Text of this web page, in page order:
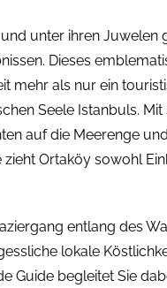
unter ihren
Dieses
mehr als nur ein
Seele Istanbuls. Mit
auf die Meerenge
Ortaköy sowohl
entlang des
lokale
Guide begleitet Sie